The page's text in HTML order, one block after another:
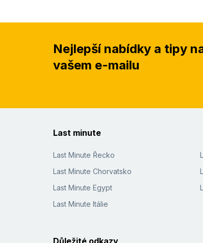
Nejlepší nabídky a tipy
vašem e-mailu
Last minute
Last Minute Řecko
Last Minute Chorvatsko
Last Minute Egypt
Last Minute Itálie